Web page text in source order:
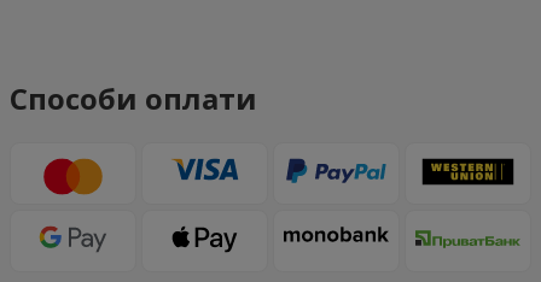
Способи оплати